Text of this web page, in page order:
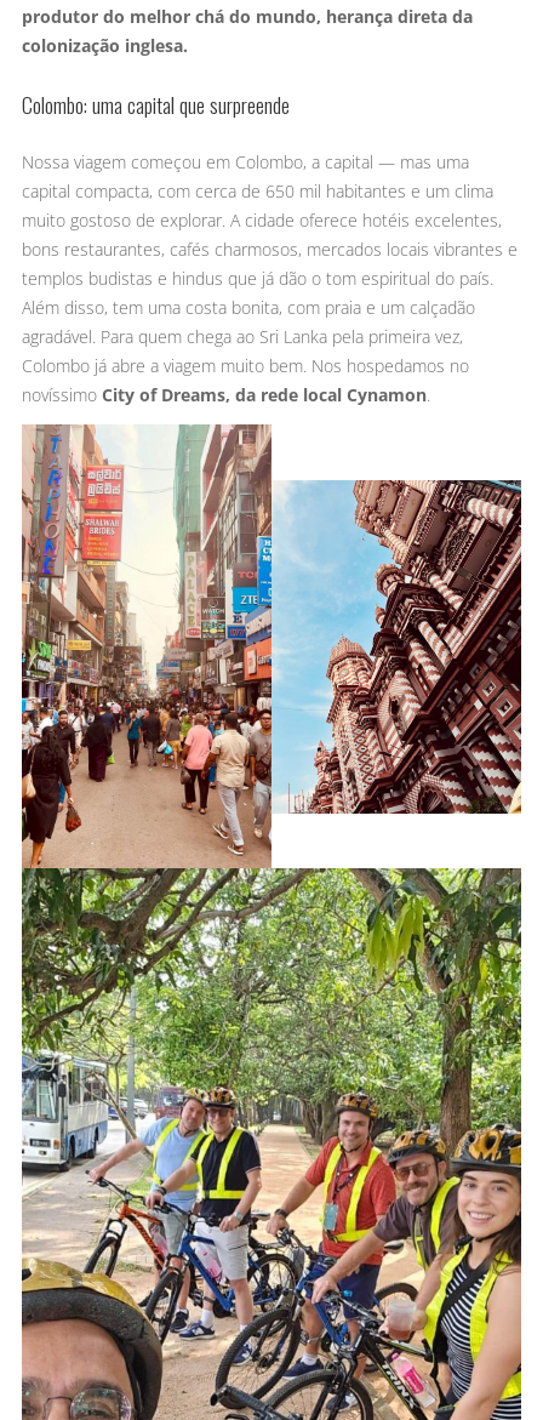
produtor do melhor chá do mundo, herança direta da
colonização inglesa.
Colombo: uma capital que surpreende
Nossa viagem começou em Colombo, a capital — mas uma
capital compacta, com cerca de 650 mil habitantes e um clima
muito gostoso de explorar. A cidade oferece hotéis excelentes,
bons restaurantes, cafés charmosos, mercados locais vibrantes e
templos budistas e hindus que já dão o tom espiritual do país.
Além disso, tem uma costa bonita, com praia e um calçadão
agradável. Para quem chega ao Sri Lanka pela primeira vez,
Colombo já abre a viagem muito bem. Nos hospedamos no
novíssimo City of Dreams, da rede local Cynamon.